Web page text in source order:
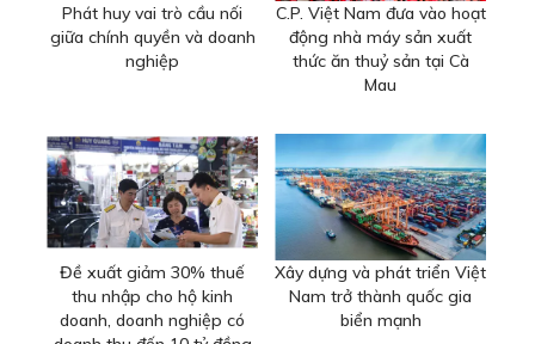
Phát huy vai trò cầu nối
giữa chính quyền và doanh
nghiệp
C.P. Việt Nam đưa vào hoạt
động nhà máy sản xuất
thức ăn thuỷ sản tại Cà
Mau
Đề xuất giảm 30% thuế
thu nhập cho hộ kinh
doanh, doanh nghiệp có
Xây dựng và phát triển Việt
Nam trở thành quốc gia
biển mạnh